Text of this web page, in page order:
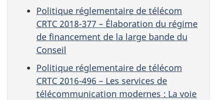
Politique réglementaire de télécom
CRTC 2018-377 – Élaboration du régime
de financement de la large bande du
Conseil
Politique réglementaire de télécom
CRTC 2016-496 – Les services de
télécommunication modernes : La voie